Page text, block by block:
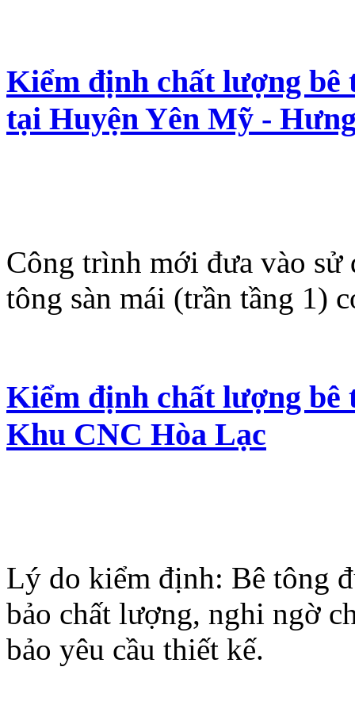
Kiểm định chất lượng bê
tại Huyện Yên Mỹ -
Công trình mới đưa vào sử
tông sàn mái (trần tầng 1)
Kiểm định chất lượng bê
Khu CNC Hòa Lạc
Lý do kiểm định: Bê tông
bảo chất lượng, nghi ngờ
bảo yêu cầu thiết kế.